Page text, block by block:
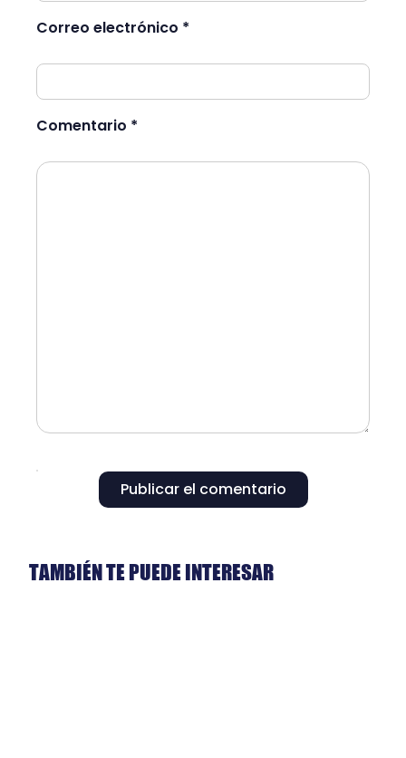
Correo electrónico *
Comentario *
Publicar el comentario
TAMBIÉN TE PUEDE INTERESAR